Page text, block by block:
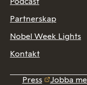
Partnerskap
Nobel Week Lights
Kontakt
Press Jobba